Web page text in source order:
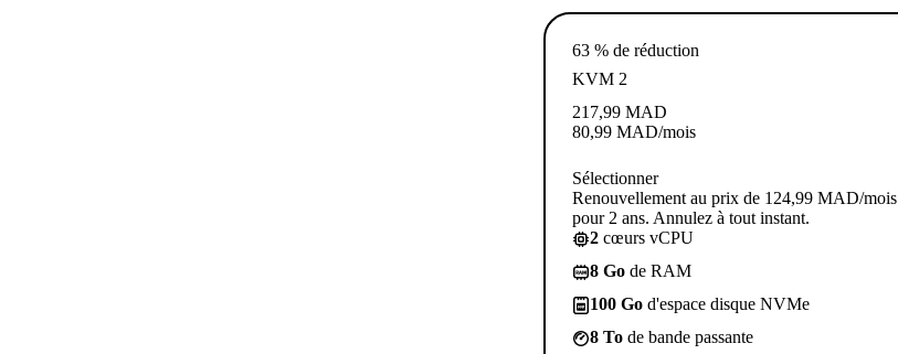
63 % de réduction
KVM 2
217,99 MAD
80,99 MAD/mois
Sélectionner
Renouvellement au prix de 124,99 MAD/mois
pour 2 ans. Annulez à tout instant.
2 cœurs vCPU
8 Go de RAM
100 Go d'espace disque NVMe
8 To de bande passante